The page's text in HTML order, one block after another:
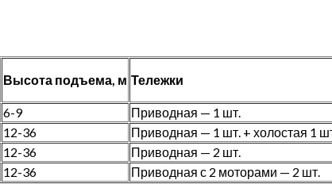
Высота подъема, м Тележки
6-9
Приводная — 1 шт.
12-36
Приводная — 1 шт. + холостая 1
12-36
Приводная — 2 шт.
12-36 Приводная с 2 моторами — 2 шт.